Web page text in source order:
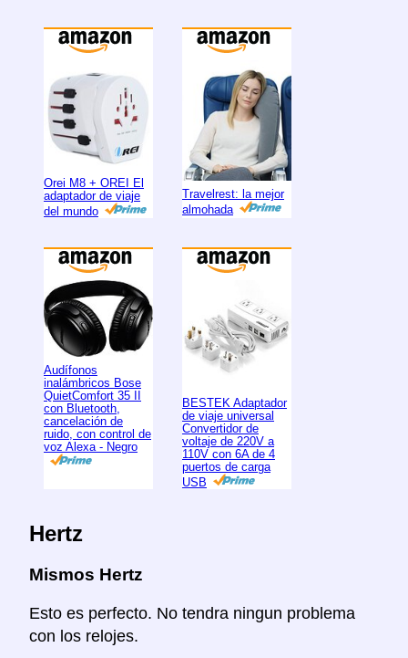
Orei M8 + OREI El
adaptador de viaje
del mundo
Travelrest: la mejor
almohada
Audífonos
inalámbricos Bose
QuietComfort 35 II
con Bluetooth,
cancelación de
ruido, con control de
voz Alexa - Negro
BESTEK Adaptador
de viaje universal
Convertidor de
voltaje de 220V a
110V con 6A de 4
puertos de carga
USB
Hertz
Mismos Hertz
Esto es perfecto. No tendra ningun problema
con los relojes.